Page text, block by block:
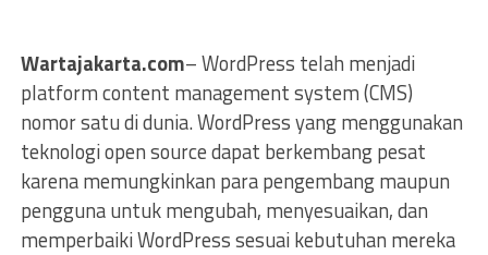
Wartajakarta.com– WordPress telah menjadi
platform content management system (CMS)
nomor satu di dunia. WordPress yang menggunakan
teknologi open source dapat berkembang pesat
karena memungkinkan para pengembang maupun
pengguna untuk mengubah, menyesuaikan, dan
memperbaiki WordPress sesuai kebutuhan mereka